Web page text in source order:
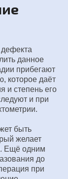
дефекта
данное
прибегают
которое даёт
и степень его
и при
быть
желает
Ещё одним
до
при